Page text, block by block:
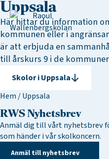
Uppsala
Här hittar du information
kommunen eller i
är att erbjuda en
till årskurs 9 i de
Skolor i Uppsala
Hem /Uppsala
RWS Nyhetsbrev
Anmäl dig till vårt nyhetsbrev
som händer i vår skolkoncern.
Anmäl till nyhetsbrev